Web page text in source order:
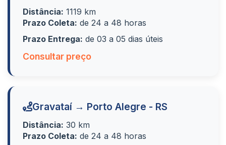
Distância: 1119 km
Prazo Coleta: de 24 a 48 horas
Prazo Entrega: de 03 a 05 dias úteis
Consultar preço
Gravataí → Porto Alegre - RS
Distância: 30 km
Prazo Coleta: de 24 a 48 horas